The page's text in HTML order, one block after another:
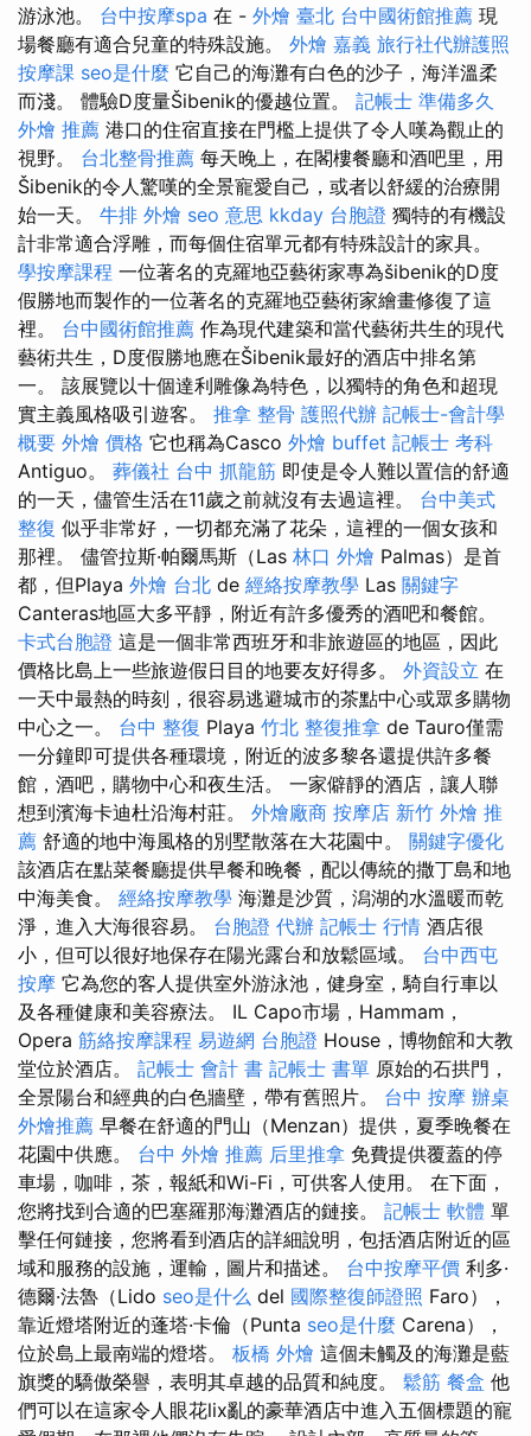
游泳池。 台中按摩spa 在 - 外燴 臺北 台中國術館推薦 現
場餐廳有適合兒童的特殊設施。 外燴 嘉義 旅行社代辦護照
按摩課 seo是什麼 它自己的海灘有白色的沙子，海洋溫柔
而淺。 體驗D度量Šibenik的優越位置。 記帳士 準備多久
外燴 推薦 港口的住宿直接在門檻上提供了令人嘆為觀止的
視野。 台北整骨推薦 每天晚上，在閣樓餐廳和酒吧里，用
Šibenik的令人驚嘆的全景寵愛自己，或者以舒緩的治療開
始一天。 牛排 外燴 seo 意思 kkday 台胞證 獨特的有機設
計非常適合浮雕，而每個住宿單元都有特殊設計的家具。
學按摩課程 一位著名的克羅地亞藝術家專為šibenik的D度
假勝地而製作的一位著名的克羅地亞藝術家繪畫修復了這
裡。 台中國術館推薦 作為現代建築和當代藝術共生的現代
藝術共生，D度假勝地應在Šibenik最好的酒店中排名第
一。 該展覽以十個達利雕像為特色，以獨特的角色和超現
實主義風格吸引遊客。 推拿 整骨 護照代辦 記帳士-會計學
概要 外燴 價格 它也稱為Casco 外燴 buffet 記帳士 考科
Antiguo。 葬儀社 台中 抓龍筋 即使是令人難以置信的舒適
的一天，儘管生活在11歲之前就沒有去過這裡。 台中美式
整復 似乎非常好，一切都充滿了花朵，這裡的一個女孩和
那裡。 儘管拉斯·帕爾馬斯（Las 林口 外燴 Palmas）是首
都，但Playa 外燴 台北 de 經絡按摩教學 Las 關鍵字
Canteras地區大多平靜，附近有許多優秀的酒吧和餐館。
卡式台胞證 這是一個非常西班牙和非旅遊區的地區，因此
價格比島上一些旅遊假日目的地要友好得多。 外資設立 在
一天中最熱的時刻，很容易逃避城市的茶點中心或眾多購物
中心之一。 台中 整復 Playa 竹北 整復推拿 de Tauro僅需
一分鐘即可提供各種環境，附近的波多黎各還提供許多餐
館，酒吧，購物中心和夜生活。 一家僻靜的酒店，讓人聯
想到濱海卡迪杜沿海村莊。 外燴廠商 按摩店 新竹 外燴 推
薦 舒適的地中海風格的別墅散落在大花園中。 關鍵字優化
該酒店在點菜餐廳提供早餐和晚餐，配以傳統的撒丁島和地
中海美食。 經絡按摩教學 海灘是沙質，潟湖的水溫暖而乾
淨，進入大海很容易。 台胞證 代辦 記帳士 行情 酒店很
小，但可以很好地保存在陽光露台和放鬆區域。 台中西屯
按摩 它為您的客人提供室外游泳池，健身室，騎自行車以
及各種健康和美容療法。 IL Capo市場，Hammam，
Opera 筋絡按摩課程 易遊網 台胞證 House，博物館和大教
堂位於酒店。 記帳士 會計 書 記帳士 書單 原始的石拱門，
全景陽台和經典的白色牆壁，帶有舊照片。 台中 按摩 辦桌
外燴推薦 早餐在舒適的門山（Menzan）提供，夏季晚餐在
花園中供應。 台中 外燴 推薦 后里推拿 免費提供覆蓋的停
車場，咖啡，茶，報紙和Wi-Fi，可供客人使用。 在下面，
您將找到合適的巴塞羅那海灘酒店的鏈接。 記帳士 軟體 單
擊任何鏈接，您將看到酒店的詳細說明，包括酒店附近的區
域和服務的設施，運輸，圖片和描述。 台中按摩平價 利多·
德爾·法魯（Lido seo是什么 del 國際整復師證照 Faro），
靠近燈塔附近的蓬塔·卡倫（Punta seo是什麼 Carena），
位於島上最南端的燈塔。 板橋 外燴 這個未觸及的海灘是藍
旗獎的驕傲榮譽，表明其卓越的品質和純度。 鬆筋 餐盒 他
們可以在這家令人眼花lix亂的豪華酒店中進入五個標題的寵